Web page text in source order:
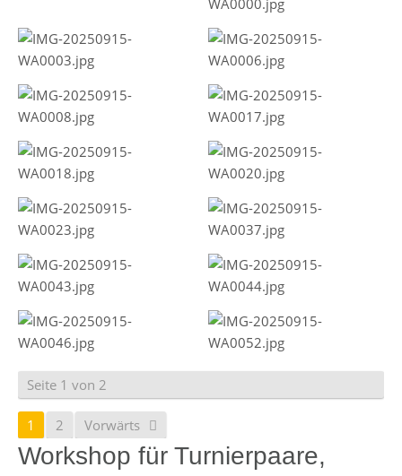
Seite 1 von 2
1 2 Vorwärts
Workshop für Turnierpaare,